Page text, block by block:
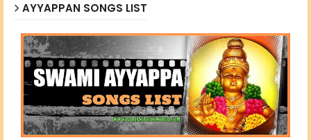
AYYAPPAN SONGS LIST